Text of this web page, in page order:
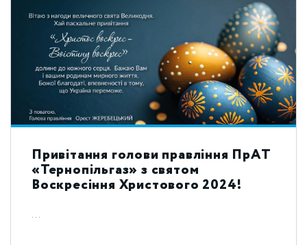
Привітання голови правління ПрАТ
«Тернопільгаз» з святом
Воскресіння Христового 2024!
...